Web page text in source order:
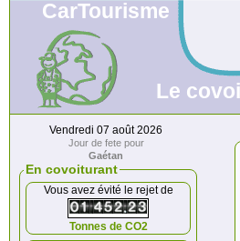
CarTourisme
Le
Vendredi 07 août 2026
Jour de fete pour
Gaétan
En covoiturant
Vous avez évité le rejet de
Tonnes de CO2